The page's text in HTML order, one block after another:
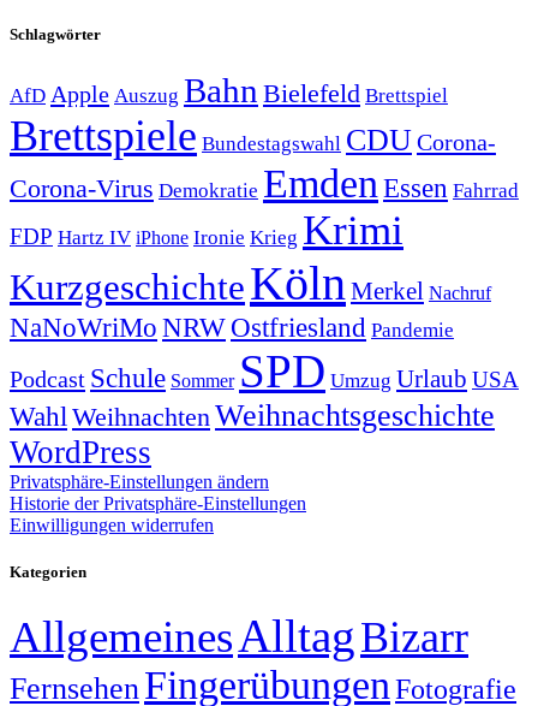
Schlagwörter
AfD Apple Auszug Bahn Bielefeld Brettspiel
Brettspiele Bundestagswahl CDUCorona-
Corona-Virus Demokratie Emden Essen Fahrrad
FDP Hartz IV iPhone Ironie Krieg Krimi
KurzgeschichteKöln Merkel Nachruf
NaNoWriMo NRWOstfriesland Pandemie
Podcast Schule Sommer SPD Umzug Urlaub USA
Wahl Weihnachten Weihnachtsgeschichte
WordPress
Privatsphäre-Einstellungen ändern
Historie der Privatsphäre-Einstellungen
Einwilligungen widerrufen
Kategorien
AllgemeinesAlltagBizarr
FernsehenFingerübungen Fotografie